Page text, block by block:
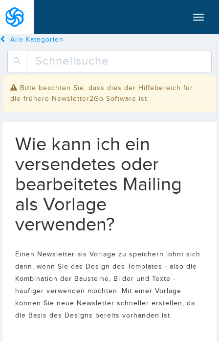
Alle Kategorien
Bitte beachten Sie, dass dies der Hilfebereich für
die frühere Newsletter2Go Software ist.
Wie kann ich ein
versendetes oder
bearbeitetes Mailing
als Vorlage
verwenden?
Einen Newsletter als Vorlage zu speichern lohnt sich
dann, wenn Sie das Design des Templates - also die
Kombination der Bausteine, Bilder und Texte -
häufiger verwenden möchten. Mit einer Vorlage
können Sie neue Newsletter schneller erstellen, da
die Basis des Designs bereits vorhanden ist.